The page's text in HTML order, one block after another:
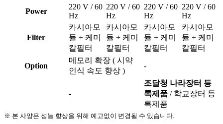
Power
220 V / 60
Hz
220 V / 60
Hz
220 V / 60
Hz
220 V / 60
Hz
Filter
카시아모
듈 + 케미
칼필터
카시아모
듈 + 케미
칼필터
카시아모
듈 + 케미
칼필터
카시아모
듈 + 케미
칼필터
Option
메모리 확장 ( 시약
인식 속도 향상 )
-
-
조달청 나라장터 등
록제품 / 학교장터 등
록제품
※ 본 사양은 성능 향상을 위해 예고없이 변경될 수 있습니다.